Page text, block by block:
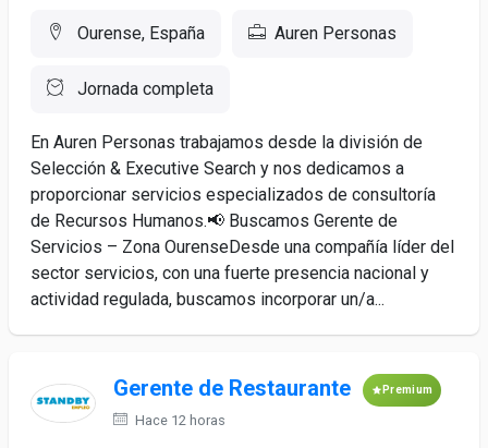
Ourense, España Auren Personas
Jornada completa
En Auren Personas trabajamos desde la división de
Selección & Executive Search y nos dedicamos a
proporcionar servicios especializados de consultoría
de Recursos Humanos.📢 Buscamos Gerente de
Servicios – Zona OurenseDesde una compañía líder del
sector servicios, con una fuerte presencia nacional y
actividad regulada, buscamos incorporar un/a...
Gerente de Restaurante Premium
Hace 12 horas